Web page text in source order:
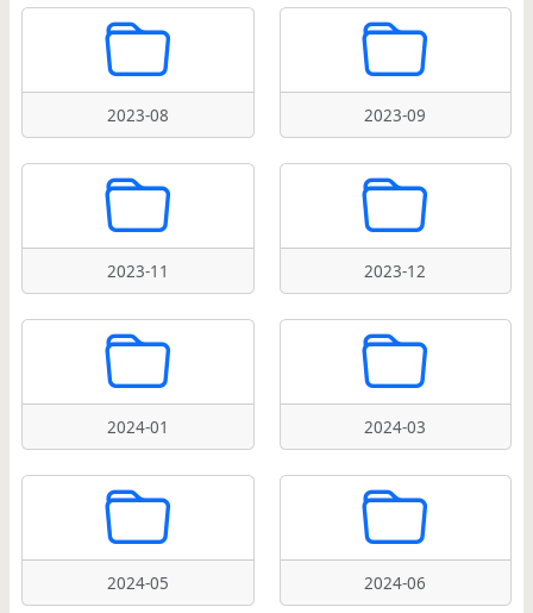
2023-08 2023-09
2023-11 2023-12
2024-01 2024-03
2024-05 2024-06